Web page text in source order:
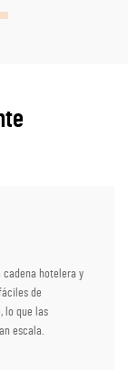
cadena hotelera y
de
lo que las
escala.